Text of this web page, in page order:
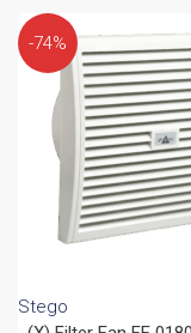
-74%
Stego